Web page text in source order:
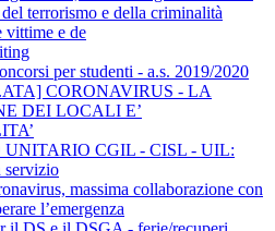
terrorismo e della criminalità
vittime e de
per studenti - a.s. 2019/2020
CORONAVIRUS - LA
DEI LOCALI E’
CGIL - CISL - UIL:
servizio
massima collaborazione con
l’emergenza